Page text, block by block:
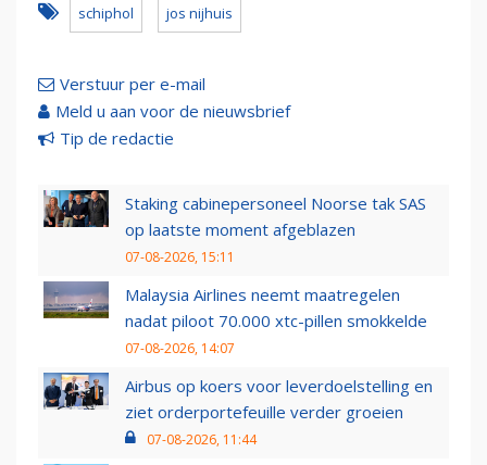
schiphol jos nijhuis
Verstuur per e-mail
Meld u aan voor de nieuwsbrief
Tip de redactie
Staking cabinepersoneel Noorse tak SAS
op laatste moment afgeblazen
07-08-2026, 15:11
Malaysia Airlines neemt maatregelen
nadat piloot 70.000 xtc-pillen smokkelde
07-08-2026, 14:07
Airbus op koers voor leverdoelstelling en
ziet orderportefeuille verder groeien
07-08-2026, 11:44